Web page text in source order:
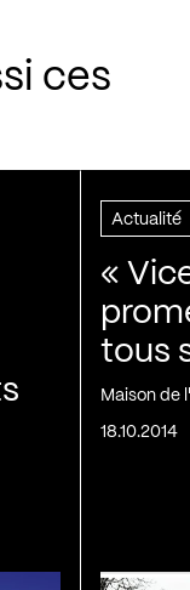
ces
Actualité
«
tous
Maison de
18.10.2014